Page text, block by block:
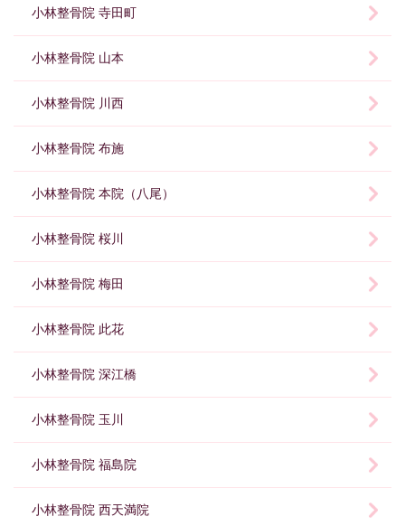
小林整骨院 寺田町
小林整骨院 山本
小林整骨院 川西
小林整骨院 布施
小林整骨院 本院（八尾）
小林整骨院 桜川
小林整骨院 梅田
小林整骨院 此花
小林整骨院 深江橋
小林整骨院 玉川
小林整骨院 福島院
小林整骨院 西天満院